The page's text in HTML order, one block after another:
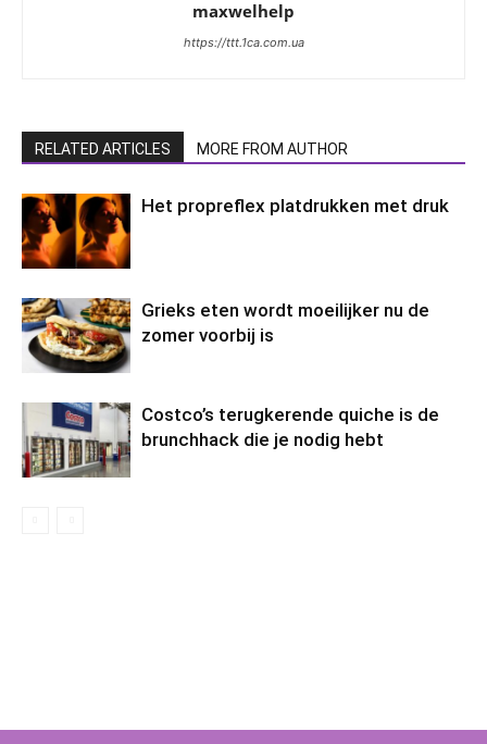
maxwelhelp
https://ttt.1ca.com.ua
RELATED ARTICLES MORE FROM AUTHOR
Het propreflex platdrukken met druk
Grieks eten wordt moeilijker nu de
zomer voorbij is
Costco’s terugkerende quiche is de
brunchhack die je nodig hebt